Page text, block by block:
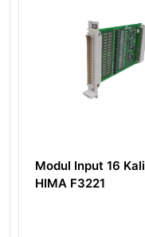
Modul Input 16
HIMA F3221